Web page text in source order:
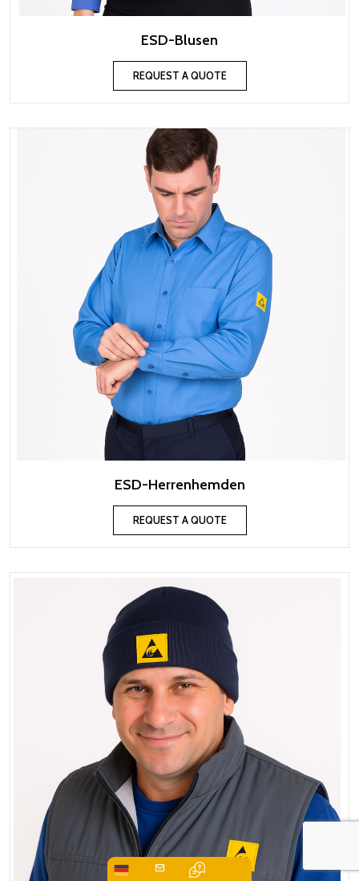
ESD-Blusen
REQUEST A QUOTE
ESD-Herrenhemden
REQUEST A QUOTE